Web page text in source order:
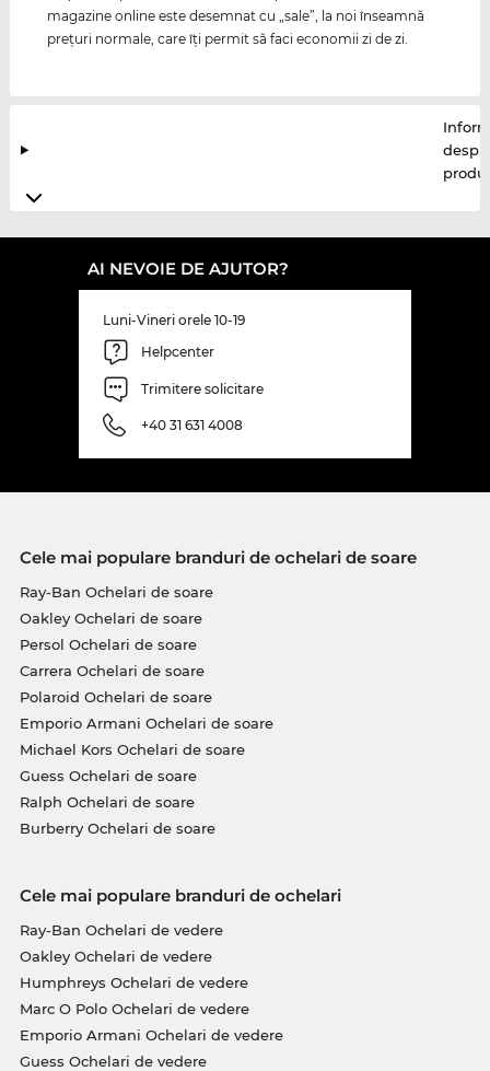
magazine online este desemnat cu „sale”, la noi înseamnă
preţuri normale, care îţi permit să faci economii zi de zi.
AI NEVOIE DE AJUTOR?
Luni-Vineri orele 10-19
Helpcenter
Trimitere solicitare
+40 31 631 4008
Cele mai populare branduri de ochelari de soare
Ray-Ban Ochelari de soare
Oakley Ochelari de soare
Persol Ochelari de soare
Carrera Ochelari de soare
Polaroid Ochelari de soare
Emporio Armani Ochelari de soare
Michael Kors Ochelari de soare
Guess Ochelari de soare
Ralph Ochelari de soare
Burberry Ochelari de soare
Cele mai populare branduri de ochelari
Ray-Ban Ochelari de vedere
Oakley Ochelari de vedere
Humphreys Ochelari de vedere
Marc O Polo Ochelari de vedere
Emporio Armani Ochelari de vedere
Guess Ochelari de vedere